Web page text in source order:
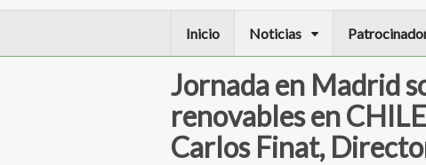
Inicio Noticias
Jornada en Madrid
renovables en
Carlos Finat,